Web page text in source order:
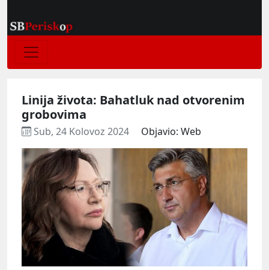
Linija života: Bahatluk nad otvorenim
grobovima
Sub, 24 Kolovoz 2024 Objavio: Web